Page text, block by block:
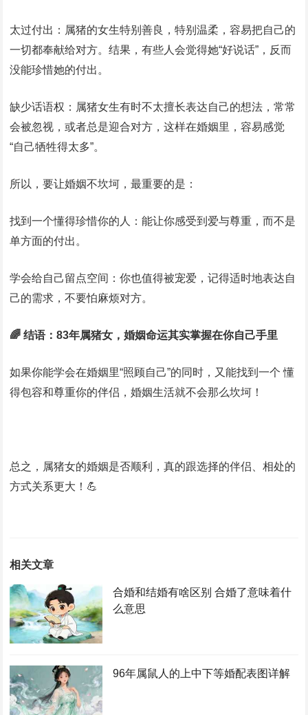
太过付出：属猪的女生特别善良，特别温柔，容易把自己的
一切都奉献给对方。结果，有些人会觉得她“好说话”，反而
没能珍惜她的付出。
缺少话语权：属猪女生有时不太擅长表达自己的想法，常常
会被忽视，或者总是迎合对方，这样在婚姻里，容易感觉
“自己牺牲得太多”。
所以，要让婚姻不坎坷，最重要的是：
找到一个懂得珍惜你的人：能让你感受到爱与尊重，而不是
单方面的付出。
学会给自己留点空间：你也值得被宠爱，记得适时地表达自
己的需求，不要怕麻烦对方。
🌈 结语：83年属猪女，婚姻命运其实掌握在你自己手里
如果你能学会在婚姻里“照顾自己”的同时，又能找到一个 懂
得包容和尊重你的伴侣，婚姻生活就不会那么坎坷！
总之，属猪女的婚姻是否顺利，真的跟选择的伴侣、相处的
方式关系更大！💪
相关文章
合婚和结婚有啥区别 合婚了意味着什
么意思
96年属鼠人的上中下等婚配表图详解